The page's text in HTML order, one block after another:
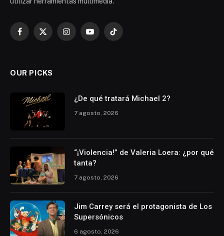
Facebook
X
InstagramYouTubeTikTok
OUR PICKS
¿De qué tratará Michael 2?
7 agosto, 2026
“¡Violencia!” de Valeria Loera: ¿por qué
tanta?
7 agosto, 2026
Jim Carrey será el protagonista de Los
Supersónicos
6 agosto, 2026